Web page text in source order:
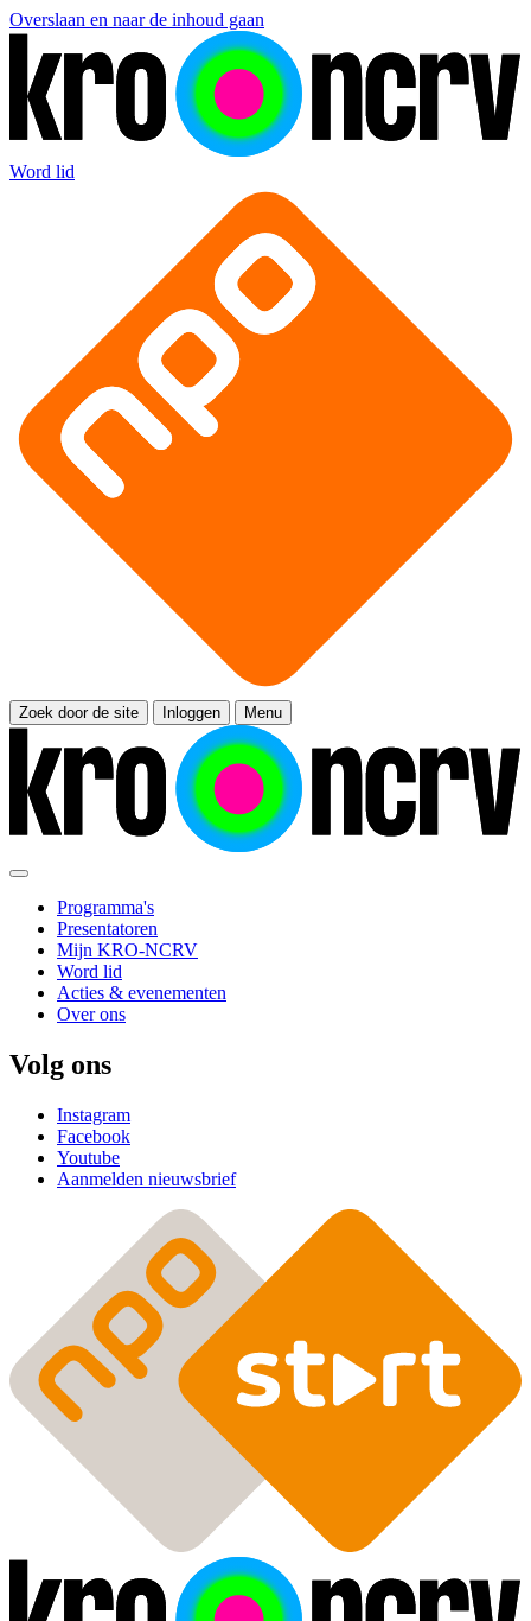
Overslaan en naar de inhoud gaan
Word lid
Zoek door de site Inloggen Menu
Programma's
Presentatoren
Mijn KRO-NCRV
Word lid
Acties & evenementen
Over ons
Volg ons
Instagram
Facebook
Youtube
Aanmelden nieuwsbrief